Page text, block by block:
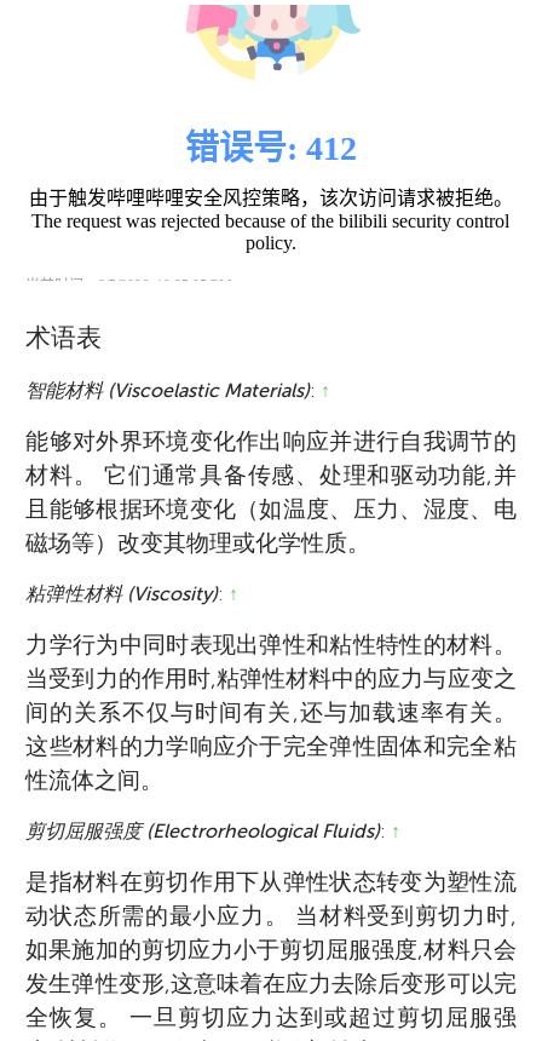
术语表
智能材料 (Viscoelastic Materials): ↑
能够对外界环境变化作出响应并进行自我调节的
材料。 它们通常具备传感、处理和驱动功能,并
且能够根据环境变化（如温度、压力、湿度、电
磁场等）改变其物理或化学性质。
粘弹性材料 (Viscosity): ↑
力学行为中同时表现出弹性和粘性特性的材料。
当受到力的作用时,粘弹性材料中的应力与应变之
间的关系不仅与时间有关,还与加载速率有关。
这些材料的力学响应介于完全弹性固体和完全粘
性流体之间。
剪切屈服强度 (Electrorheological Fluids): ↑
是指材料在剪切作用下从弹性状态转变为塑性流
动状态所需的最小应力。 当材料受到剪切力时,
如果施加的剪切应力小于剪切屈服强度,材料只会
发生弹性变形,这意味着在应力去除后变形可以完
全恢复。 一旦剪切应力达到或超过剪切屈服强